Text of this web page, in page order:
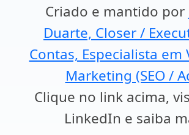
Criado e mantido por
Duarte, Closer /
Contas, Especialista em
Marketing (SEO /
Clique no link acima,
LinkedIn e saiba